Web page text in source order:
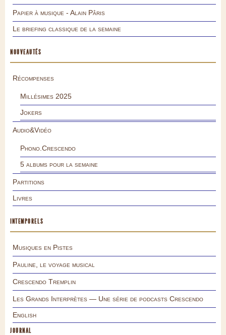
Papier à musique - Alain Pâris
Le briefing classique de la semaine
NOUVEAUTÉS
Récompenses
Millésimes 2025
Jokers
Audio&Vidéo
Phono.Crescendo
5 albums pour la semaine
Partitions
Livres
INTEMPORELS
Musiques en Pistes
Pauline, le voyage musical
Crescendo Tremplin
Les Grands Interprètes — Une série de podcasts Crescendo
English
JOURNAL